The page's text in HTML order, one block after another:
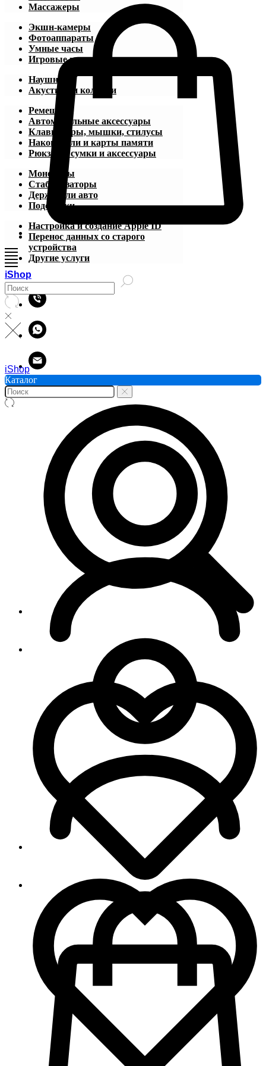
iShop
Массажеры
Экшн-камеры
Фотоаппараты
Умные часы
Игровые приставки
Наушники
Акустика и колонки
Ремешки
Автомобильные аксессуары
Клавиатуры, мышки, стилусы
Накопители и карты памяти
Рюкзаки, сумки и аксессуары
Моноподы
Стабилизаторы
Держатели авто
Подставки
Настройка и создание Apple ID
Перенос данных со старого
устройства
Другие услуги
iShop
Каталог